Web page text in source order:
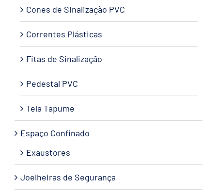
Cones de Sinalização PVC
Correntes Plásticas
Fitas de Sinalização
Pedestal PVC
Tela Tapume
Espaço Confinado
Exaustores
Joelheiras de Segurança